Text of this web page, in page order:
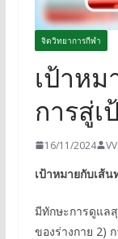
จิตวิทยาการกีฬา
เป้าหม
การสู่เ
16/11/2024
เป้าหมายกับเส้น
มีทักษะการดูแล
ของร่างกาย 2)